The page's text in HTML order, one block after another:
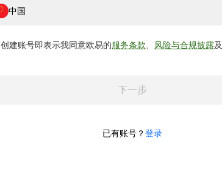
中国
创建账号即表示我同意欧易的服务条款 风险与合规披露及
下一步
已有账号？登录